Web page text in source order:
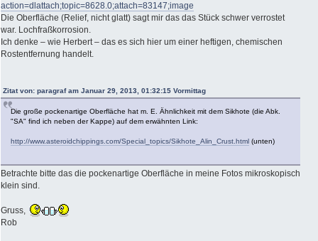
action=dlattach;topic=8628.0;attach=83147;image
Die Oberfläche (Relief, nicht glatt) sagt mir das das Stück schwer verrostet
war. Lochfraßkorrosion.
Ich denke – wie Herbert – das es sich hier um einer heftigen, chemischen
Rostentfernung handelt.
Zitat von: paragraf am Januar 29, 2013, 01:32:15 Vormittag
Die große pockenartige Oberfläche hat m. E. Ähnlichkeit mit dem Sikhote (die Abk.
"SA" find ich neben der Kappe) auf dem erwähnten Link:
http://www.asteroidchippings.com/Special_topics/Sikhote_Alin_Crust.html (unten)
Betrachte bitte das die pockenartige Oberfläche in meine Fotos mikroskopisch
klein sind.
Gruss,
Rob